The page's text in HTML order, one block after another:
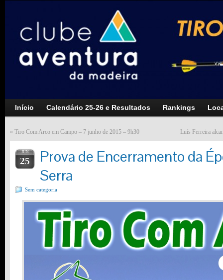
Início Calendário 25-26 e Resultados Rankings
« Tiro Com Arco em Campo – 7 junho de 2015 – 9h30 Luís Ferreira
JUN
25
Prova de Encerramento da
Serra
Sem categoria